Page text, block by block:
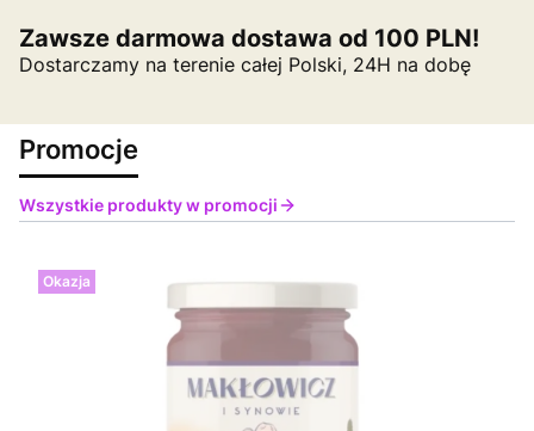
Zawsze darmowa dostawa od 100 PLN!
Dostarczamy na terenie całej Polski, 24H na dobę
Promocje
Wszystkie produkty w promocji
Okazja